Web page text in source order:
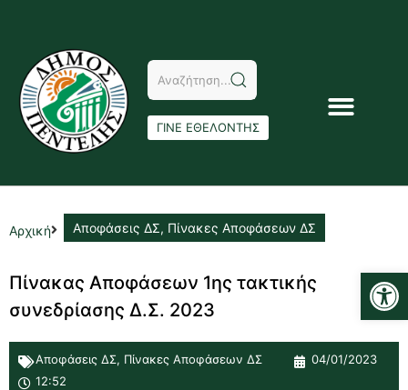
ΓΙΝΕ ΕΘΕΛΟΝΤΗΣ
Αρχική Αποφάσεις ΔΣ, Πίνακες Αποφάσεων ΔΣ
Πίνακας Αποφάσεων 1ης τακτικής
συνεδρίασης Δ.Σ. 2023
Αποφάσεις ΔΣ, Πίνακες Αποφάσεων ΔΣ
04/01/2023
12:52